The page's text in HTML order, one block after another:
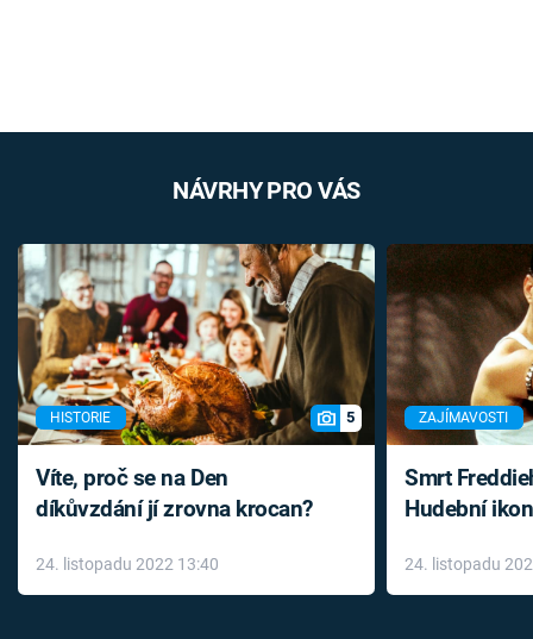
NÁVRHY PRO VÁS
HISTORIE 5
Víte, proč se na Den
díkůvzdání jí zrovna krocan?
24. listopadu 2022 13:40
ZAJÍMAVOSTI
Smrt
Hudební
léky
24. listopadu